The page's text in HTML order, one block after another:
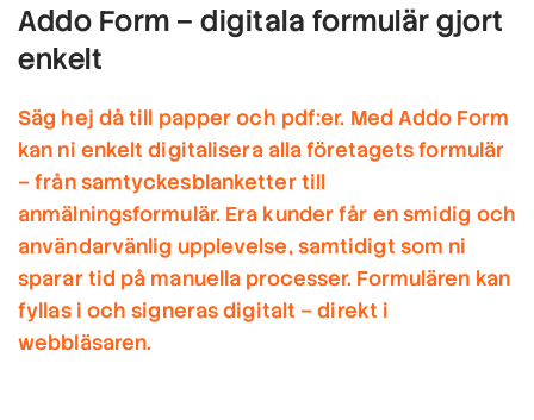
Addo Form – digitala formulär gjort
enkelt
Säg hej då till papper och pdf:er. Med Addo Form
kan ni enkelt digitalisera alla företagets formulär
– från samtyckesblanketter till
anmälningsformulär. Era kunder får en smidig och
användarvänlig upplevelse, samtidigt som ni
sparar tid på manuella processer. Formulären kan
fyllas i och signeras digitalt – direkt i
webbläsaren.